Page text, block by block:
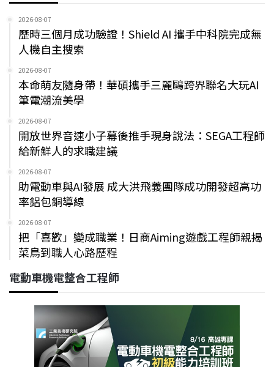
2026-08-07
歷時三個月成功驗證！Shield AI 攜手中科院完成無
人機自主搜索
2026-08-07
本命萌友隨身帶！華碩攜手三麗鷗跨界聯名大玩AI
筆電潮流美學
2026-08-07
開放世界音速小子幕後推手現身說法：SEGA工程師
給新鮮人的求職建議
2026-08-07
助電動車與AI發展 成大洪飛義團隊成功開發超高功
率鋁包銅導線
2026-08-07
把「喜歡」變成職業！日商Aiming遊戲工程師親揭
菜鳥到職人心路歷程
電動車機電整合工程師